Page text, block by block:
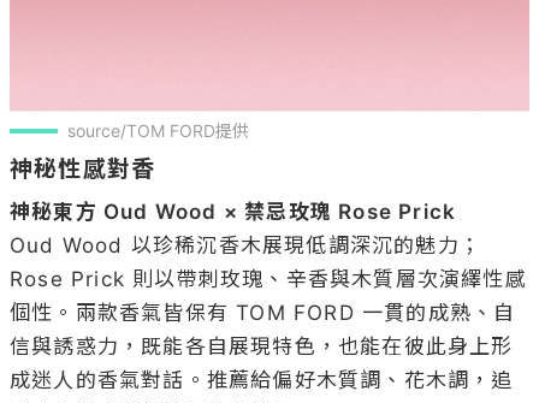
source/TOM FORD提供
神秘性感對香
神秘東方 Oud Wood × 禁忌玫瑰 Rose Prick
Oud Wood 以珍稀沉香木展現低調深沉的魅力；
Rose Prick 則以帶刺玫瑰、辛香與木質層次演繹性感
個性。兩款香氣皆保有 TOM FORD 一貫的成熟、自
信與誘惑力，既能各自展現特色，也能在彼此身上形
成迷人的香氣對話。推薦給偏好木質調、花木調，追